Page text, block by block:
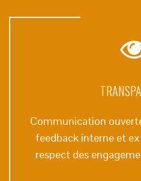
Communication
feedback interne et
respect des